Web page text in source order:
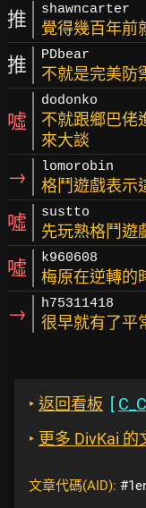
推 shawncarter
覺得幾百年前
推 PDbear
不就是完美防
噓
dodonko
不就跟鄉巴佬
來大談
→ lomorobin
格鬥遊戲表示
噓 sustto
先玩熟格鬥遊
噓 k960608
梅原在逆轉的
→ h75311418
很早就有了平
‣ 返回看板 [
‣ 更多 DivKai 的
文章代碼(AID):